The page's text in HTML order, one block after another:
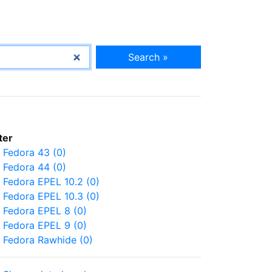
Search »
Fedora 43 (0)
Fedora 44 (0)
Fedora EPEL 10.2 (0)
Fedora EPEL 10.3 (0)
Fedora EPEL 8 (0)
Fedora EPEL 9 (0)
Fedora Rawhide (0)